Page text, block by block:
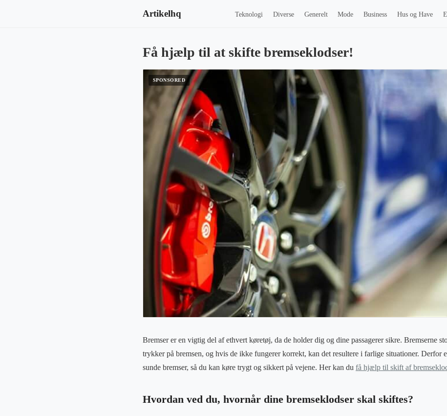
Artikelhq Teknologi Diverse Generelt Mode Business Hus og Have
Få hjælp til at skifte bremseklodser!
Bremser er en vigtig del af ethvert køretøj, da de holder dig og dine passagerer sikre. Bremserne
trykker på bremsen, og hvis de ikke fungerer korrekt, kan det resultere i farlige situationer. Derfor
sunde bremser, så du kan køre trygt og sikkert på vejene. Her kan du få hjælp til skift af
Hvordan ved du, hvornår dine bremseklodser skal skiftes?